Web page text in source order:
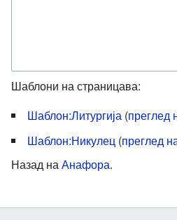
Шаблони на страницава:
Шаблон:Литургија (преглед
Шаблон:Никулец (преглед
Назад наАнафора.